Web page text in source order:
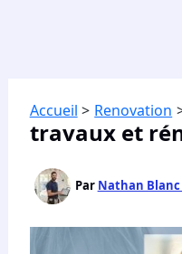
Accueil Renovation
travaux et
Par Nathan Blanc